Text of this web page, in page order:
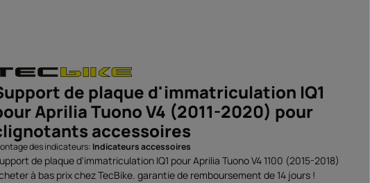
de plaque d'immatriculation IQ1
Aprilia Tuono V4 (2011-2020) pour
accessoires
des indicateurs: Indicateurs accessoires
de plaque d'immatriculation IQ1 pour Aprilia Tuono V4 1100 (2015-2018)
à bas prix chez TecBike. garantie de remboursement de 14 jours !